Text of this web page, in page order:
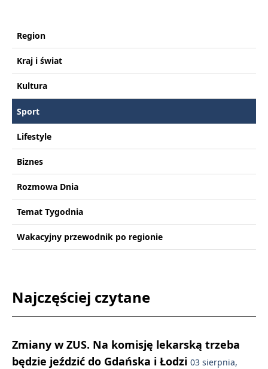
Region
Kraj i świat
Kultura
Sport
Lifestyle
Biznes
Rozmowa Dnia
Temat Tygodnia
Wakacyjny przewodnik po regionie
Najczęściej czytane
Zmiany w ZUS. Na komisję lekarską trzeba
będzie jeździć do Gdańska i Łodzi 03 sierpnia,